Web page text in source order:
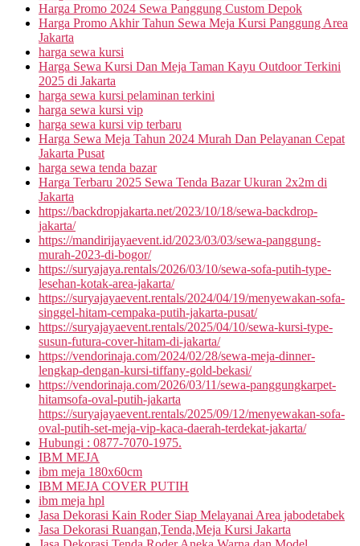
Harga Promo 2024 Sewa Panggung Custom Depok
Harga Promo Akhir Tahun Sewa Meja Kursi Panggung Area
Jakarta
harga sewa kursi
Harga Sewa Kursi Dan Meja Taman Kayu Outdoor Terkini
2025 di Jakarta
harga sewa kursi pelaminan terkini
harga sewa kursi vip
harga sewa kursi vip terbaru
Harga Sewa Meja Tahun 2024 Murah Dan Pelayanan Cepat
Jakarta Pusat
harga sewa tenda bazar
Harga Terbaru 2025 Sewa Tenda Bazar Ukuran 2x2m di
Jakarta
https://backdropjakarta.net/2023/10/18/sewa-backdrop-
jakarta/
https://mandirijayaevent.id/2023/03/03/sewa-panggung-
murah-2023-di-bogor/
https://suryajaya.rentals/2026/03/10/sewa-sofa-putih-type-
lesehan-kotak-area-jakarta/
https://suryajayaevent.rentals/2024/04/19/menyewakan-sofa-
singgel-hitam-cempaka-putih-jakarta-pusat/
https://suryajayaevent.rentals/2025/04/10/sewa-kursi-type-
susun-futura-cover-hitam-di-jakarta/
https://vendorinaja.com/2024/02/28/sewa-meja-dinner-
lengkap-dengan-kursi-tiffany-gold-bekasi/
https://vendorinaja.com/2026/03/11/sewa-panggungkarpet-
hitamsofa-oval-putih-jakarta
https://suryajayaevent.rentals/2025/09/12/menyewakan-sofa-
oval-putih-set-meja-vip-kaca-daerah-terdekat-jakarta/
Hubungi : 0877-7070-1975.
IBM MEJA
ibm meja 180x60cm
IBM MEJA COVER PUTIH
ibm meja hpl
Jasa Dekorasi Kain Roder Siap Melayanai Area jabodetabek
Jasa Dekorasi Ruangan,Tenda,Meja Kursi Jakarta